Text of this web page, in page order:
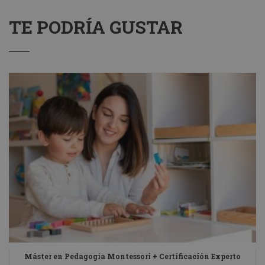
TE PODRÍA GUSTAR
Máster en Pedagogía Montessori + Certificación Experto